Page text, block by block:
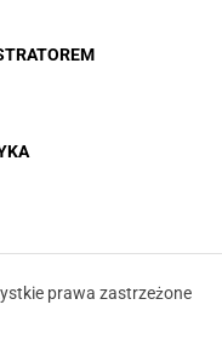
prawa zastrzeżone